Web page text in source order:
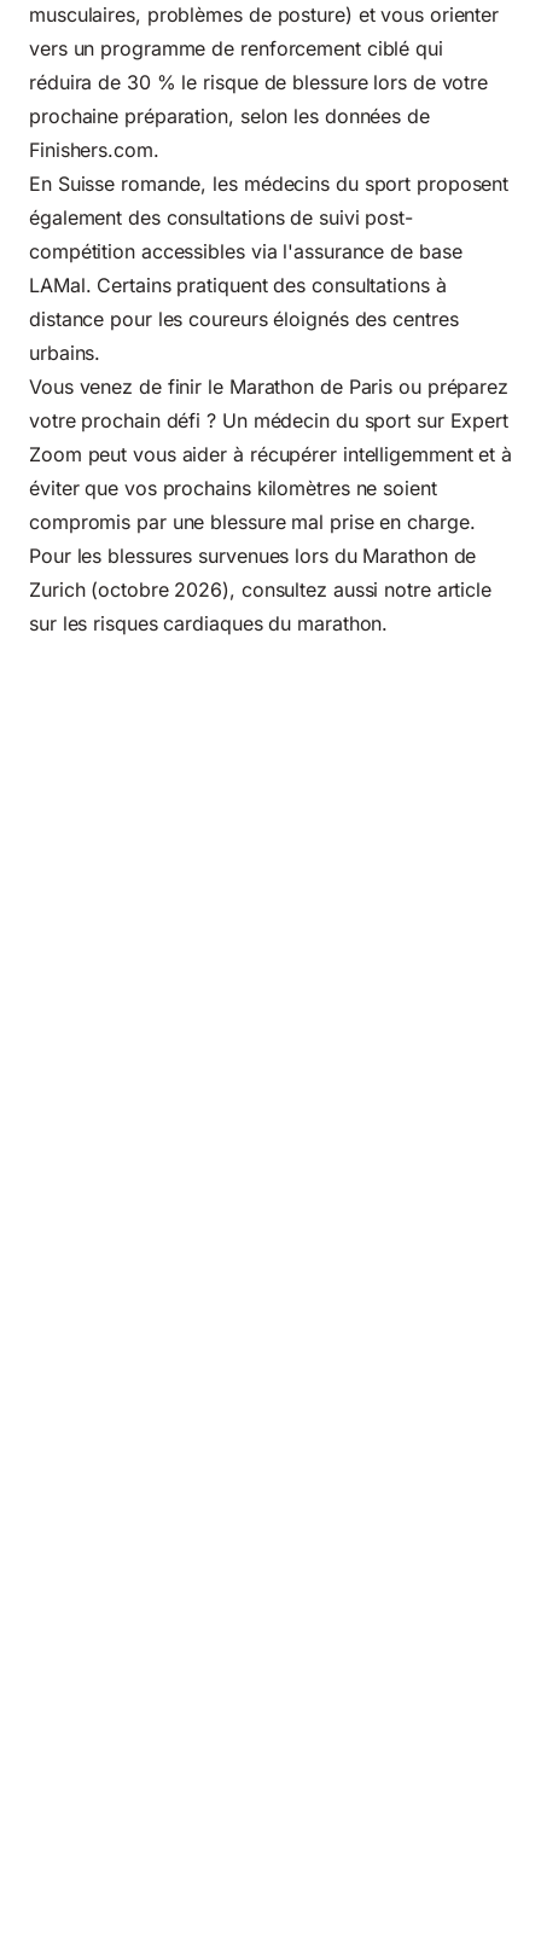
musculaires, problèmes de posture) et vous orienter
vers un programme de renforcement ciblé qui
réduira de 30 % le risque de blessure lors de votre
prochaine préparation, selon les données de
Finishers.com.
En Suisse romande, les médecins du sport proposent
également des consultations de suivi post-
compétition accessibles via l'assurance de base
LAMal. Certains pratiquent des consultations à
distance pour les coureurs éloignés des centres
urbains.
Vous venez de finir le Marathon de Paris ou préparez
votre prochain défi ? Un médecin du sport sur Expert
Zoom peut vous aider à récupérer intelligemment et à
éviter que vos prochains kilomètres ne soient
compromis par une blessure mal prise en charge.
Pour les blessures survenues lors du Marathon de
Zurich (octobre 2026), consultez aussi notre article
sur les risques cardiaques du marathon.